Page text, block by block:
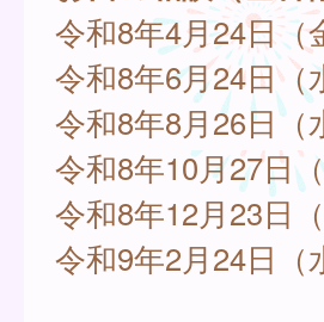
令和8年4月24日（
令和8年6月24日（
令和8年8月26日（
令和8年10月27日（
令和8年12月23日（
令和9年2月24日（